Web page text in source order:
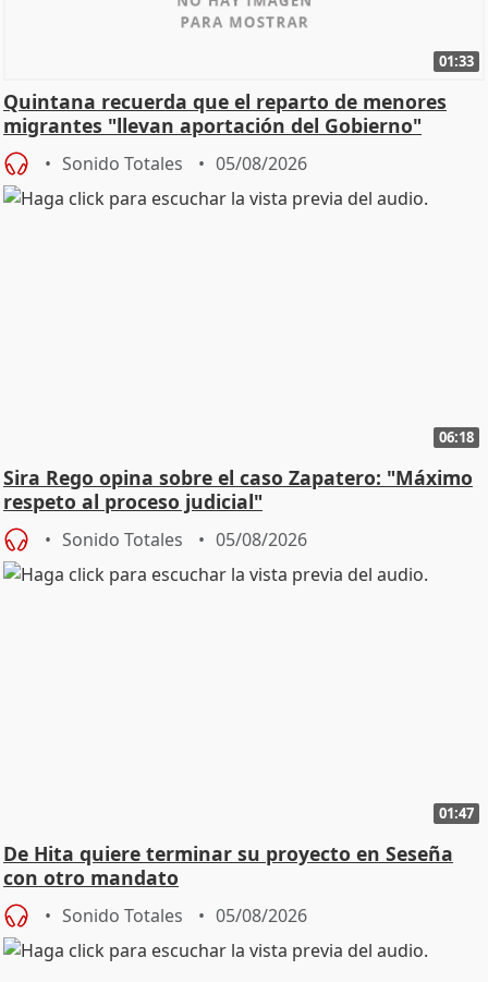
01:33
Quintana recuerda que el reparto de menores
migrantes "llevan aportación del Gobierno"
central
Sonido Totales 05/08/2026
06:18
Sira Rego opina sobre el caso Zapatero: "Máximo
respeto al proceso judicial"
Sonido Totales 05/08/2026
01:47
De Hita quiere terminar su proyecto en Seseña
con otro mandato
Sonido Totales 05/08/2026